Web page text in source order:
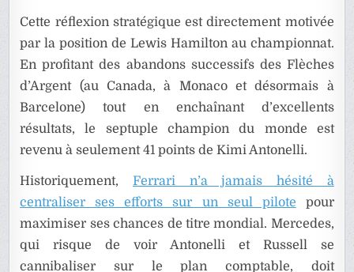
Cette réflexion stratégique est directement motivée
par la position de Lewis Hamilton au championnat.
En profitant des abandons successifs des Flèches
d’Argent (au Canada, à Monaco et désormais à
Barcelone) tout en enchaînant d’excellents
résultats, le septuple champion du monde est
revenu à seulement 41 points de Kimi Antonelli.
Historiquement, Ferrari n’a jamais hésité à
centraliser ses efforts sur un seul pilote pour
maximiser ses chances de titre mondial. Mercedes,
qui risque de voir Antonelli et Russell se
cannibaliser sur le plan comptable, doit